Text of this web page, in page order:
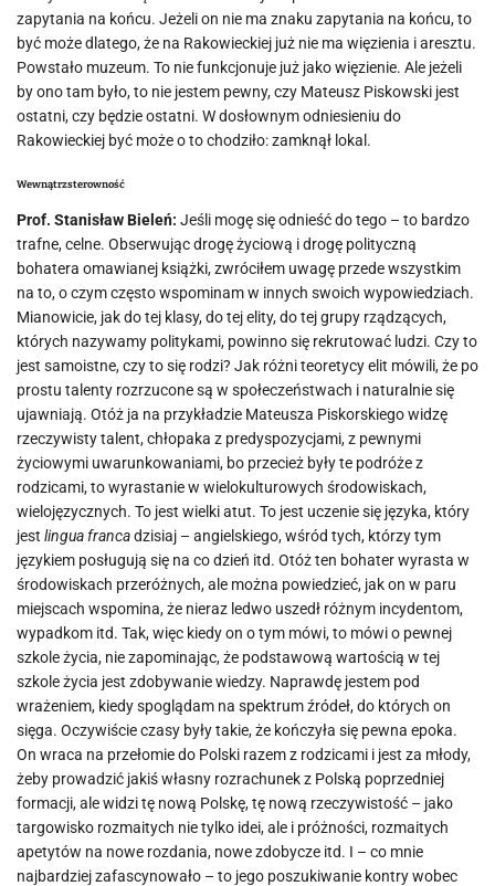
zapytania na końcu. Jeżeli on nie ma znaku zapytania na końcu, to
być może dlatego, że na Rakowieckiej już nie ma więzienia i aresztu.
Powstało muzeum. To nie funkcjonuje już jako więzienie. Ale jeżeli
by ono tam było, to nie jestem pewny, czy Mateusz Piskowski jest
ostatni, czy będzie ostatni. W dosłownym odniesieniu do
Rakowieckiej być może o to chodziło: zamknął lokal.
Wewnątrzsterowność
Prof. Stanisław Bieleń: Jeśli mogę się odnieść do tego – to bardzo
trafne, celne. Obserwując drogę życiową i drogę polityczną
bohatera omawianej książki, zwróciłem uwagę przede wszystkim
na to, o czym często wspominam w innych swoich wypowiedziach.
Mianowicie, jak do tej klasy, do tej elity, do tej grupy rządzących,
których nazywamy politykami, powinno się rekrutować ludzi. Czy to
jest samoistne, czy to się rodzi? Jak różni teoretycy elit mówili, że po
prostu talenty rozrzucone są w społeczeństwach i naturalnie się
ujawniają. Otóż ja na przykładzie Mateusza Piskorskiego widzę
rzeczywisty talent, chłopaka z predyspozycjami, z pewnymi
życiowymi uwarunkowaniami, bo przecież były te podróże z
rodzicami, to wyrastanie w wielokulturowych środowiskach,
wielojęzycznych. To jest wielki atut. To jest uczenie się języka, który
jest lingua francadzisiaj – angielskiego, wśród tych, którzy tym
językiem posługują się na co dzień itd. Otóż ten bohater wyrasta w
środowiskach przeróżnych, ale można powiedzieć, jak on w paru
miejscach wspomina, że nieraz ledwo uszedł różnym incydentom,
wypadkom itd. Tak, więc kiedy on o tym mówi, to mówi o pewnej
szkole życia, nie zapominając, że podstawową wartością w tej
szkole życia jest zdobywanie wiedzy. Naprawdę jestem pod
wrażeniem, kiedy spoglądam na spektrum źródeł, do których on
sięga. Oczywiście czasy były takie, że kończyła się pewna epoka.
On wraca na przełomie do Polski razem z rodzicami i jest za młody,
żeby prowadzić jakiś własny rozrachunek z Polską poprzedniej
formacji, ale widzi tę nową Polskę, tę nową rzeczywistość – jako
targowisko rozmaitych nie tylko idei, ale i próżności, rozmaitych
apetytów na nowe rozdania, nowe zdobycze itd. I – co mnie
najbardziej zafascynowało – to jego poszukiwanie kontry wobec